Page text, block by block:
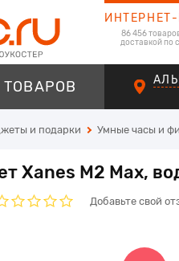
86 456
доставкой по
ТОВАРОВ
и подарки Умные часы и
Xanes M2 Max,
Добавьте свой